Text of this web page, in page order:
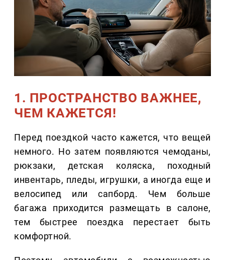
1. ПРОСТРАНСТВО ВАЖНЕЕ,
ЧЕМ КАЖЕТСЯ!
Перед поездкой часто кажется, что вещей
немного. Но затем появляются чемоданы,
рюкзаки, детская коляска, походный
инвентарь, пледы, игрушки, а иногда еще и
велосипед или сапборд. Чем больше
багажа приходится размещать в салоне,
тем быстрее поездка перестает быть
комфортной.